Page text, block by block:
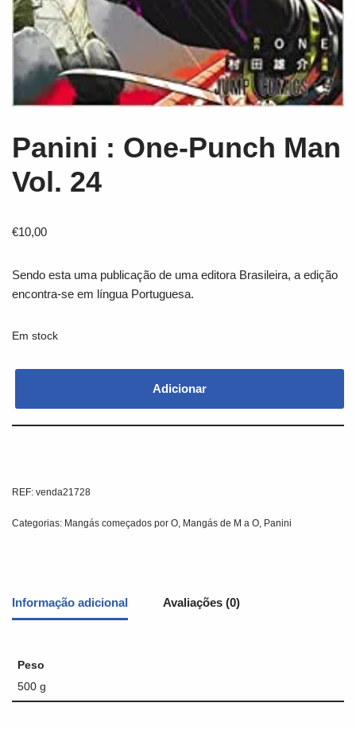
Panini : One-Punch Man
Vol. 24
€10,00
Sendo esta uma publicação de uma editora Brasileira, a edição
encontra-se em língua Portuguesa.
Em stock
Adicionar
REF: venda21728
Categorias: Mangás começados por O, Mangás de M a O, Panini
Informação adicional Avaliações (0)
Peso
500 g